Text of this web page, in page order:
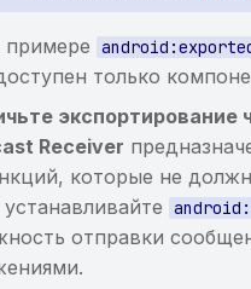
примере
только
Receiver
которые не
устанавливайте
отправки